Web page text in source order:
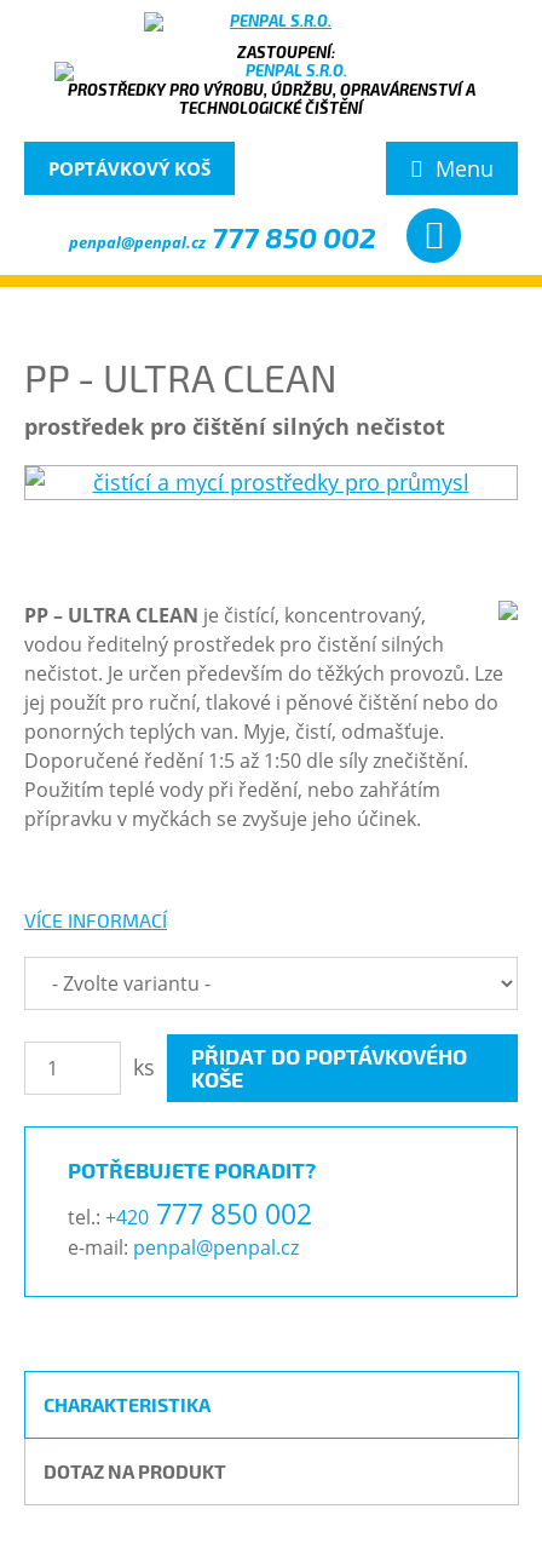
PROSTŘEDKY PRO VÝROBU, ÚDRŽBU, OPRAVÁRENSTVÍ A
TECHNOLOGICKÉ ČIŠTĚNÍ
Menu
POPTÁVKOVÝ KOŠ
penpal@penpal.cz 777 850 002
PP - ULTRA CLEAN
prostředek pro čištění silných nečistot
PP – ULTRA CLEAN je čistící, koncentrovaný,
vodou ředitelný prostředek pro čistění silných
nečistot. Je určen především do těžkých provozů. Lze
jej použít pro ruční, tlakové i pěnové čištění nebo do
ponorných teplých van. Myje, čistí, odmašťuje.
Doporučené ředění 1:5 až 1:50 dle síly znečištění.
Použitím teplé vody při ředění, nebo zahřátím
přípravku v myčkách se zvyšuje jeho účinek.
VÍCE INFORMACÍ
ks
PŘIDAT DO POPTÁVKOVÉHO
KOŠE
POTŘEBUJETE PORADIT?
tel.: +420 777 850 002
e-mail: penpal@penpal.cz
CHARAKTERISTIKA
DOTAZ NA PRODUKT